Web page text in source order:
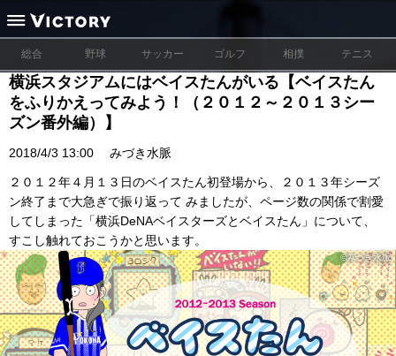
総合 野球 サッカー ゴルフ 相撲 テニス
横浜スタジアムにはベイスたんがいる【ベイスたん
をふりかえってみよう！（２０１２～２０１３シー
ズン番外編）】
2018/4/3 13:00 みづき水脈
２０１２年４月１３日のベイスたん初登場から、２０１３年シーズ
ン終了まで大急ぎで振り返って みましたが、ページ数の関係で割愛
してしまった「横浜DeNAベイスターズとベイスたん」について、
すこし触れておこうかと思います。
©みづき水脈